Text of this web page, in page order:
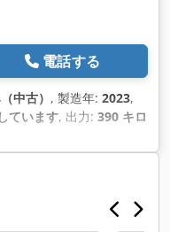
電話する
中古） , 製造年: 2023,
ています, 出力: 390 キロ
ール年: